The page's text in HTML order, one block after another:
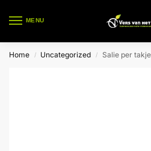
MENU
Home / Uncategorized / Salie per takje